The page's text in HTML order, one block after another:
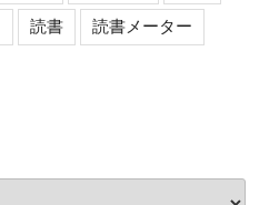
読書 読書メーター